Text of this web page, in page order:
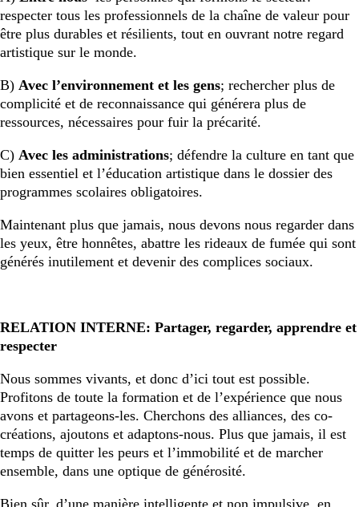
respecter tous les professionnels de la chaîne de valeur pour
être plus durables et résilients, tout en ouvrant notre regard
artistique sur le monde.
B) Avec l’environnement et les gens; rechercher plus de
complicité et de reconnaissance qui générera plus de
ressources, nécessaires pour fuir la précarité.
C) Avec les administrations; défendre la culture en tant que
bien essentiel et l’éducation artistique dans le dossier des
programmes scolaires obligatoires.
Maintenant plus que jamais, nous devons nous regarder dans
les yeux, être honnêtes, abattre les rideaux de fumée qui sont
générés inutilement et devenir des complices sociaux.
RELATION INTERNE: Partager, regarder, apprendre et
respecter
Nous sommes vivants, et donc d’ici tout est possible.
Profitons de toute la formation et de l’expérience que nous
avons et partageons-les. Cherchons des alliances, des co-
créations, ajoutons et adaptons-nous. Plus que jamais, il est
temps de quitter les peurs et l’immobilité et de marcher
ensemble, dans une optique de générosité.
Bien sûr, d’une manière intelligente et non impulsive, en